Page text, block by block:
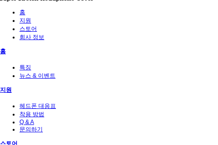
홈
지원
스토어
회사 정보
홈
특징
뉴스 & 이벤트
지원
헤드폰 대응표
착용 방법
Q & A
문의하기
스토어